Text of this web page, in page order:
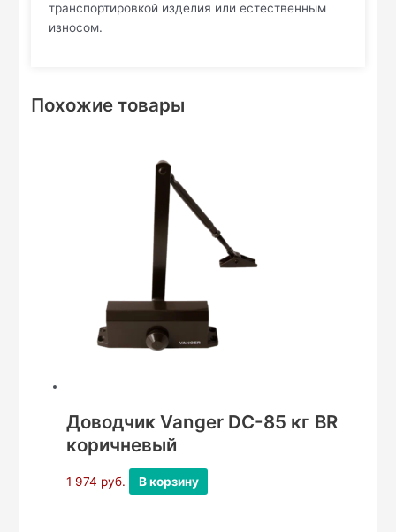
транспортировкой изделия или естественным
износом.
Похожие товары
Доводчик Vanger DC-85 кг BR
коричневый
1 974 руб. В корзину